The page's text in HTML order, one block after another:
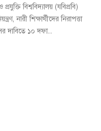
বিশ্ববিদ্যালয় (যবিপ্রবি)
নারী শিক্ষার্থীদের নিরাপত্তা
দাবিতে ১০ দফা...